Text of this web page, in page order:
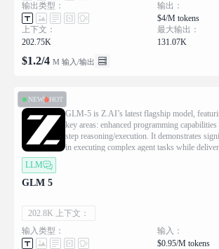
输出类型：
上下文：
202.75K
输出：
$4/M tokens
最大输出：
131.07K
$1.2/4 M 输入/输出
NEW HOT
GLM-5 is Z.AI’s latest flagship model,
key areas: enhanced programming
step reasoning/execution. It demonstrates
in executing complex agent tasks while
LLM
GLM 5
202.8K 上下文：
输入类型：
输入：
$0.95/M tokens